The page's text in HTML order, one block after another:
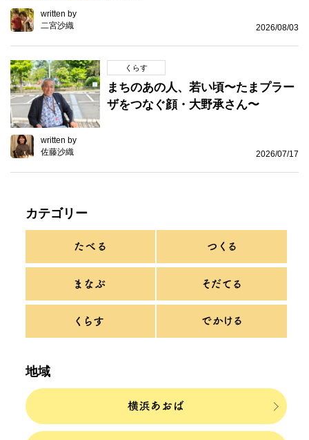
written by
二宮沙織
2026/08/03
くらす
まちのあの人、若い頃〜たまプラー
ザをつなぐ顔・大野承さん〜
written by
佐藤沙織
2026/07/17
カテゴリー
地域